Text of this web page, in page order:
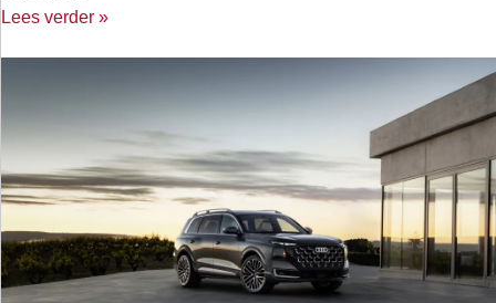
Lees verder »